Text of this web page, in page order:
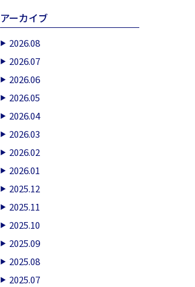
アーカイブ
2026.08
2026.07
2026.06
2026.05
2026.04
2026.03
2026.02
2026.01
2025.12
2025.11
2025.10
2025.09
2025.08
2025.07